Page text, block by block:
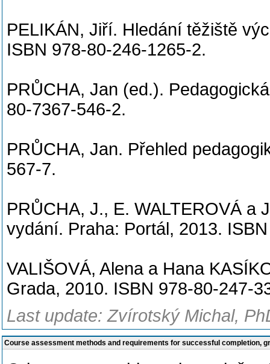
PELIKÁN, Jiří. Hledání těžiště
ISBN 978-80-246-1265-2.
PRŮCHA, Jan (ed.).
80-7367-546-2.
PRŮCHA, Jan. Přehled
567-7.
PRŮCHA, J., E. WALTEROVÁ a
vydání. Praha: Portál, 2013.
VALIŠOVÁ, Alena a Hana
Grada, 2010. ISBN 978-80-247-
Last update: Zvírotský Michal,
Course assessment methods and requirements for successful completion,